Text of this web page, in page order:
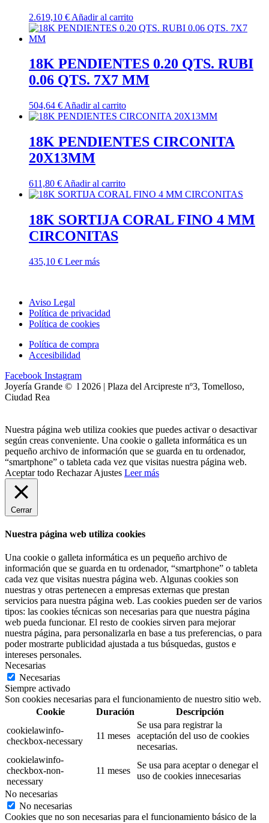
2.619,10 € Añadir al carrito
18K PENDIENTES 0.20 QTS. RUBI
0.06 QTS. 7X7 MM
504,64 € Añadir al carrito
18K PENDIENTES CIRCONITA
20X13MM
611,80 € Añadir al carrito
18K SORTIJA CORAL FINO 4 MM
CIRCONITAS
435,10 € Leer más
Aviso Legal
Política de privacidad
Política de cookies
Política de compra
Accesibilidad
Facebook Instagram
Joyería Grande © l 2026 | Plaza del Arcipreste nº3, Tomelloso,
Ciudad Rea
Nuestra página web utiliza cookies que puedes activar o desactivar
según creas conveniente. Una cookie o galleta informática es un
pequeño archivo de información que se guarda en tu ordenador,
“smartphone” o tableta cada vez que visitas nuestra página web.
Aceptar todo Rechazar Ajustes Leer más
Cerrar
Nuestra página web utiliza cookies
Una cookie o galleta informática es un pequeño archivo de
información que se guarda en tu ordenador, “smartphone” o tableta
cada vez que visitas nuestra página web. Algunas cookies son
nuestras y otras pertenecen a empresas externas que prestan
servicios para nuestra página web. Las cookies pueden ser de varios
tipos: las cookies técnicas son necesarias para que nuestra página
web pueda funcionar. El resto de cookies sirven para mejorar
nuestra página, para personalizarla en base a tus preferencias, o para
poder mostrarte publicidad ajustada a tus búsquedas, gustos e
intereses personales.
Necesarias
Necesarias
Siempre activado
Son cookies necesarias para el funcionamiento de nuestro sitio web.
Cookie
Duración
Descripción
cookielawinfo-
checkbox-necessary
11 meses
Se usa para registrar la
aceptación del uso de cookies
necesarias.
cookielawinfo-
checkbox-non-
necessary
11 meses
Se usa para aceptar o denegar el
uso de cookies innecesarias
No necesarias
No necesarias
Cookies que no son necesarias para el funcionamiento básico de la